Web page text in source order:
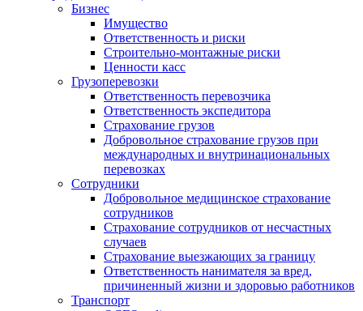
Бизнес
Имущество
Ответственность и риски
Строительно-монтажные риски
Ценности касс
Грузоперевозки
Ответственность перевозчика
Ответственность экспедитора
Страхование грузов
Добровольное страхование грузов при
международных и внутринациональных
перевозках
Сотрудники
Добровольное медицинское страхование
сотрудников
Страхование сотрудников от несчастных
случаев
Страхование выезжающих за границу
Ответственность нанимателя за вред,
причиненный жизни и здоровью работников
Транспорт